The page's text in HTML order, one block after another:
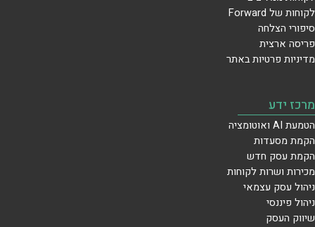
לקוחות של Forward
סיפורי הצלחה
פריסה ארצית
מדיניות פרטיות באתר
מרכז ידע
הטמעת AI ואוטומציה
הקמת מסעדות
הקמת עסק חדש
מכירות ושרות לקוחות
ניהול עסק עצמאי
ניהול פיננסי
שיווק העסק